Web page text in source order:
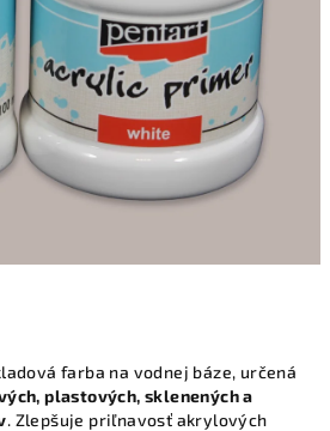
farba na vodnej báze, určená
plastových, sklenených a
. Zlepšuje priľnavosť akrylových